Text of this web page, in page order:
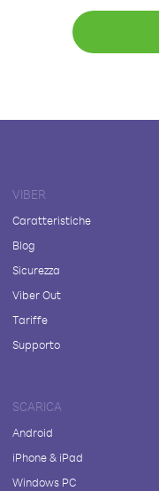
VIBER
Caratteristiche
Blog
Sicurezza
Viber Out
Tariffe
Supporto
SCARICA
Android
iPhone & iPad
Windows PC